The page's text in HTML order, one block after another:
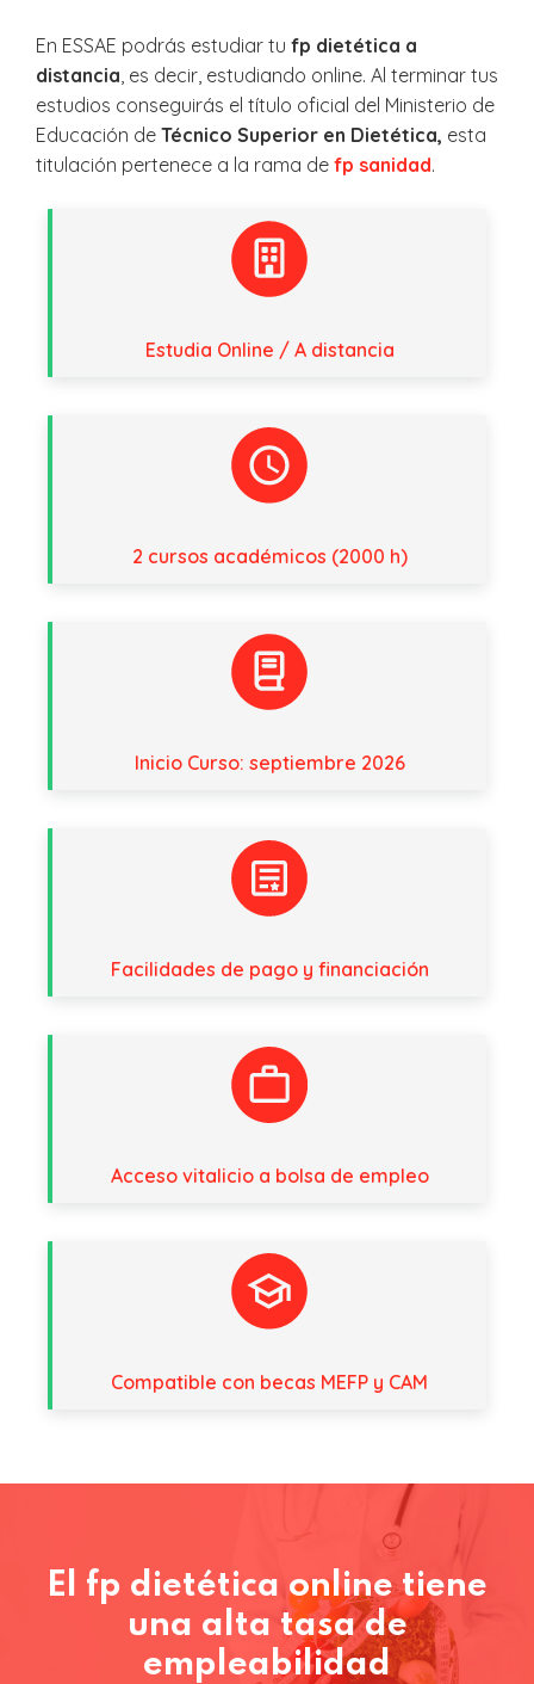
En ESSAE podrás estudiar tu fp dietética a
distancia , es decir, estudiando online. Al terminar tus
estudios conseguirás el título oficial del Ministerio de
Educación de Técnico Superior en Dietética, esta
titulación pertenece a la rama de fp sanidad.
Estudia Online / A distancia
2 cursos académicos (2000 h)
Inicio Curso: septiembre 2026
Facilidades de pago y financiación
Acceso vitalicio a bolsa de empleo
Compatible con becas MEFP y CAM
El fp dietética online tiene
una alta tasa de
empleabilidad